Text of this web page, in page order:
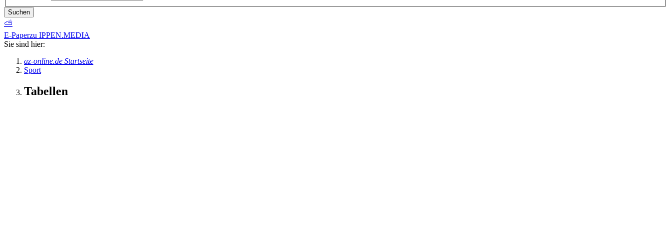
Suchen
⛅
E-Paperzu IPPEN.MEDIA
Sie sind hier:
az-online.de Startseite
Sport
Tabellen